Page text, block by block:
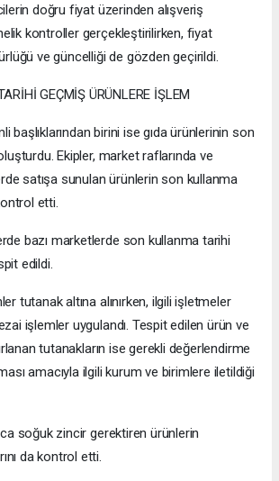
doğru fiyat üzerinden alışveriş
kontroller gerçekleştirilirken, fiyat
ve güncelliği de gözden geçirildi.
GEÇMİŞ ÜRÜNLERE İŞLEM
başlıklarından birini ise gıda ürünlerinin son
Ekipler, market raflarında ve
satışa sunulan ürünlerin son kullanma
etti.
bazı marketlerde son kullanma tarihi
edildi.
tutanak altına alınırken, ilgili işletmeler
işlemler uygulandı. Tespit edilen ürün ve
tutanakların ise gerekli değerlendirme
amacıyla ilgili kurum ve birimlere iletildiği
soğuk zincir gerektiren ürünlerin
da kontrol etti.